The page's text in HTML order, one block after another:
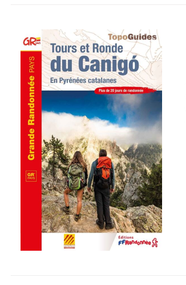
AJOUTER AU PANIER / DÉTAILS